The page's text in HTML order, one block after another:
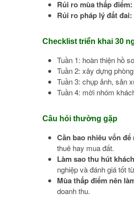
Rủi ro mùa thấp điểm:
Rủi ro pháp lý đất đai:
Checklist triển khai 30
Tuần 1: hoàn thiện hồ
Tuần 2: xây dựng
Tuần 3: chụp ảnh, sản
Tuần 4: mời nhóm
Câu hỏi thường gặp
Cần bao nhiêu vốn
thuê hay mua đất.
Làm sao thu hút
nghiệp và đánh giá tốt
Mùa thấp điểm nên
doanh thu.